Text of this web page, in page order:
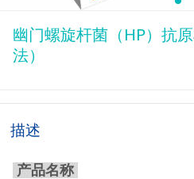
幽门螺旋杆菌（HP）抗
法）
描述
产品名称